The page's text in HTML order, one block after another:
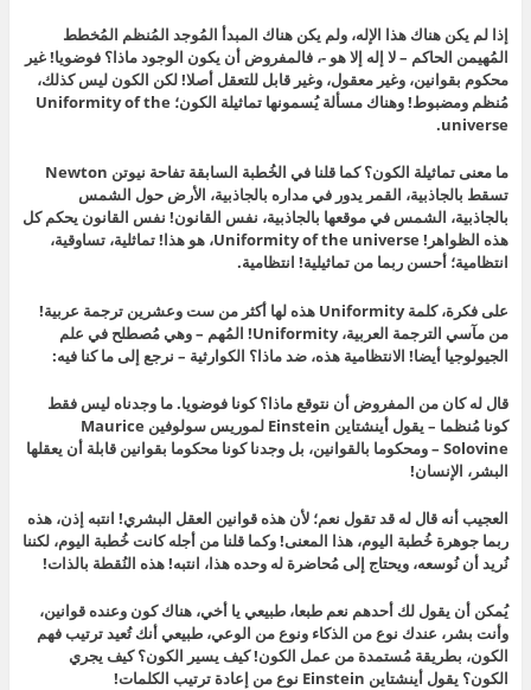
إذا لم يكن هناك هذا الإله، ولم يكن هناك المبدأ المُوجد المُنظم المُخطط
المُهيمن الحاكم – لا إله إلا هو -، فالمفروض أن يكون الوجود ماذا؟ فوضويا! غير
محكوم بقوانين، وغير معقول، وغير قابل للتعقل أصلا! لكن الكون ليس كذلك،
مُنظم ومضبوط! وهناك مسألة يُسمونها تماثيلة الكون؛ Uniformity of the
universe.
ما معنى تماثيلة الكون؟ كما قلنا في الخُطبة السابقة تفاحة نيوتن Newton
تسقط بالجاذبية، القمر يدور في مداره بالجاذبية، الأرض حول الشمس
بالجاذبية، الشمس في موقعها بالجاذبية، نفس القانون! نفس القانون يحكم كل
هذه الظواهر! Uniformity of the universe، هو هذا! تماثلية، تساوقية،
انتظامية؛ أحسن ربما من تماثيلية! انتظامية.
على فكرة، كلمة Uniformity هذه لها أكثر من ست وعشرين ترجمة عربية!
من مآسي الترجمة العربية، Uniformity! المُهم – وهي مُصطلح في علم
الجيولوجيا أيضا! الانتظامية هذه، ضد ماذا؟ الكوارثية – نرجع إلى ما كنا فيه:
قال له كان من المفروض أن نتوقع ماذا؟ كونا فوضويا. ما وجدناه ليس فقط
كونا مُنظما – يقول أينشتاين Einstein لموريس سولوفين Maurice
Solovine – ومحكوما بالقوانين، بل وجدنا كونا محكوما بقوانين قابلة أن يعقلها
البشر، الإنسان!
العجيب أنه قال له قد تقول نعم؛ لأن هذه قوانين العقل البشري! انتبه إذن، هذه
ربما جوهرة خُطبة اليوم، هذا المعنى! وكما قلنا من أجله كانت خُطبة اليوم، لكننا
نُريد أن نُوسعه، ويحتاج إلى مُحاضرة له وحده هذا، انتبه! هذه النُقطة بالذات!
يُمكن أن يقول لك أحدهم نعم طبعا، طبيعي يا أخي، هناك كون وعنده قوانين،
وأنت بشر، عندك نوع من الذكاء ونوع من الوعي، طبيعي أنك تُعيد ترتيب فهم
الكون، بطريقة مُستمدة من عمل الكون! كيف يسير الكون؟ كيف يجري
الكون؟ يقول أينشتاين Einstein نوع من إعادة ترتيب الكلمات!